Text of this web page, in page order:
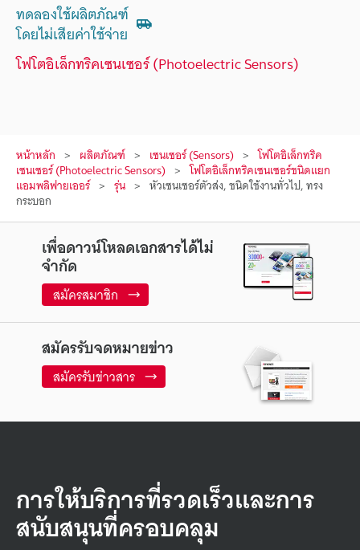
ทดลองใช้ผลิตภัณฑ์
โดยไม่เสียค่าใช้จ่าย
โฟโตอิเล็กทริคเซนเซอร์ (Photoelectric Sensors)
หน้าหลัก ผลิตภัณฑ์ เซนเซอร์ (Sensors) โฟโตอิเล็กทริค
เซนเซอร์ (Photoelectric Sensors) โฟโตอิเล็กทริคเซนเซอร์ชนิดแยก
แอมพลิฟายเออร์ รุ่น หัวเซนเซอร์ตัวส่ง, ชนิดใช้งานทั่วไป, ทรง
กระบอก
เพื่อดาวน์โหลดเอกสารได้ไม่
จำกัด
สมัครสมาชิก
สมัครรับจดหมายข่าว
สมัครรับข่าวสาร
การให้บริการที่รวดเร็วและการ
สนับสนุนที่ครอบคลุม